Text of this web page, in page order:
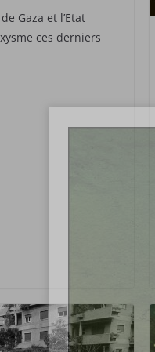
Gaza et l’Etat
ces derniers